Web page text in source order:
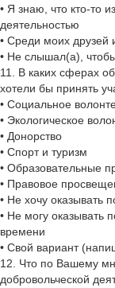
• Я знаю, что кто-то
деятельностью
• Среди моих друзей
• Не слышал(а),
11. В каких сферах
хотели бы принять
• Социальное
• Экологическое
• Донорство
• Спорт и туризм
• Образовательные
• Правовое
• Не хочу оказывать
• Не могу оказывать
времени
• Свой вариант
12. Что по Вашему
добровольческой